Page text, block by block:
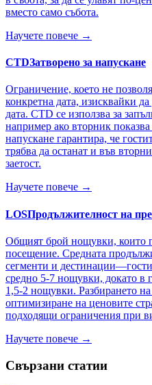
вместо само събота.
Научете повече →
CTDЗатворено за напускане
Ограничение, което не
конкретна дата, изисквайки
дата. CTD се използва за
например ако вторник показва
напускане гарантира, че
трябва да останат и във
заетост.
Научете повече →
LOSПродължителност на
Общият брой нощувки, които
посещение. Средната
сегменти и
средно 5-7 нощувки, докато в
1,5-2 нощувки. Разбирането
оптимизиране на ценовите
подходящи ограничения при
Научете повече →
Свързани статии